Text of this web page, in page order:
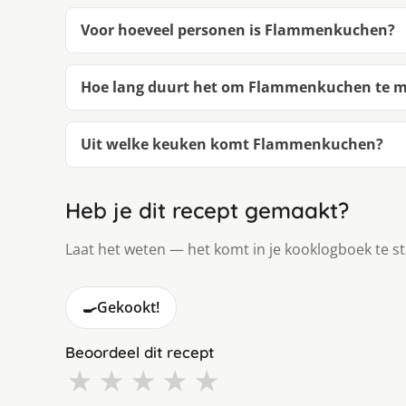
Voor hoeveel personen is Flammenkuchen?
Hoe lang duurt het om Flammenkuchen te
Uit welke keuken komt Flammenkuchen?
Heb je dit recept gemaakt?
Laat het weten — het komt in je kooklogboek te
🍳Gekookt!
Beoordeel dit recept
★ ★ ★ ★ ★